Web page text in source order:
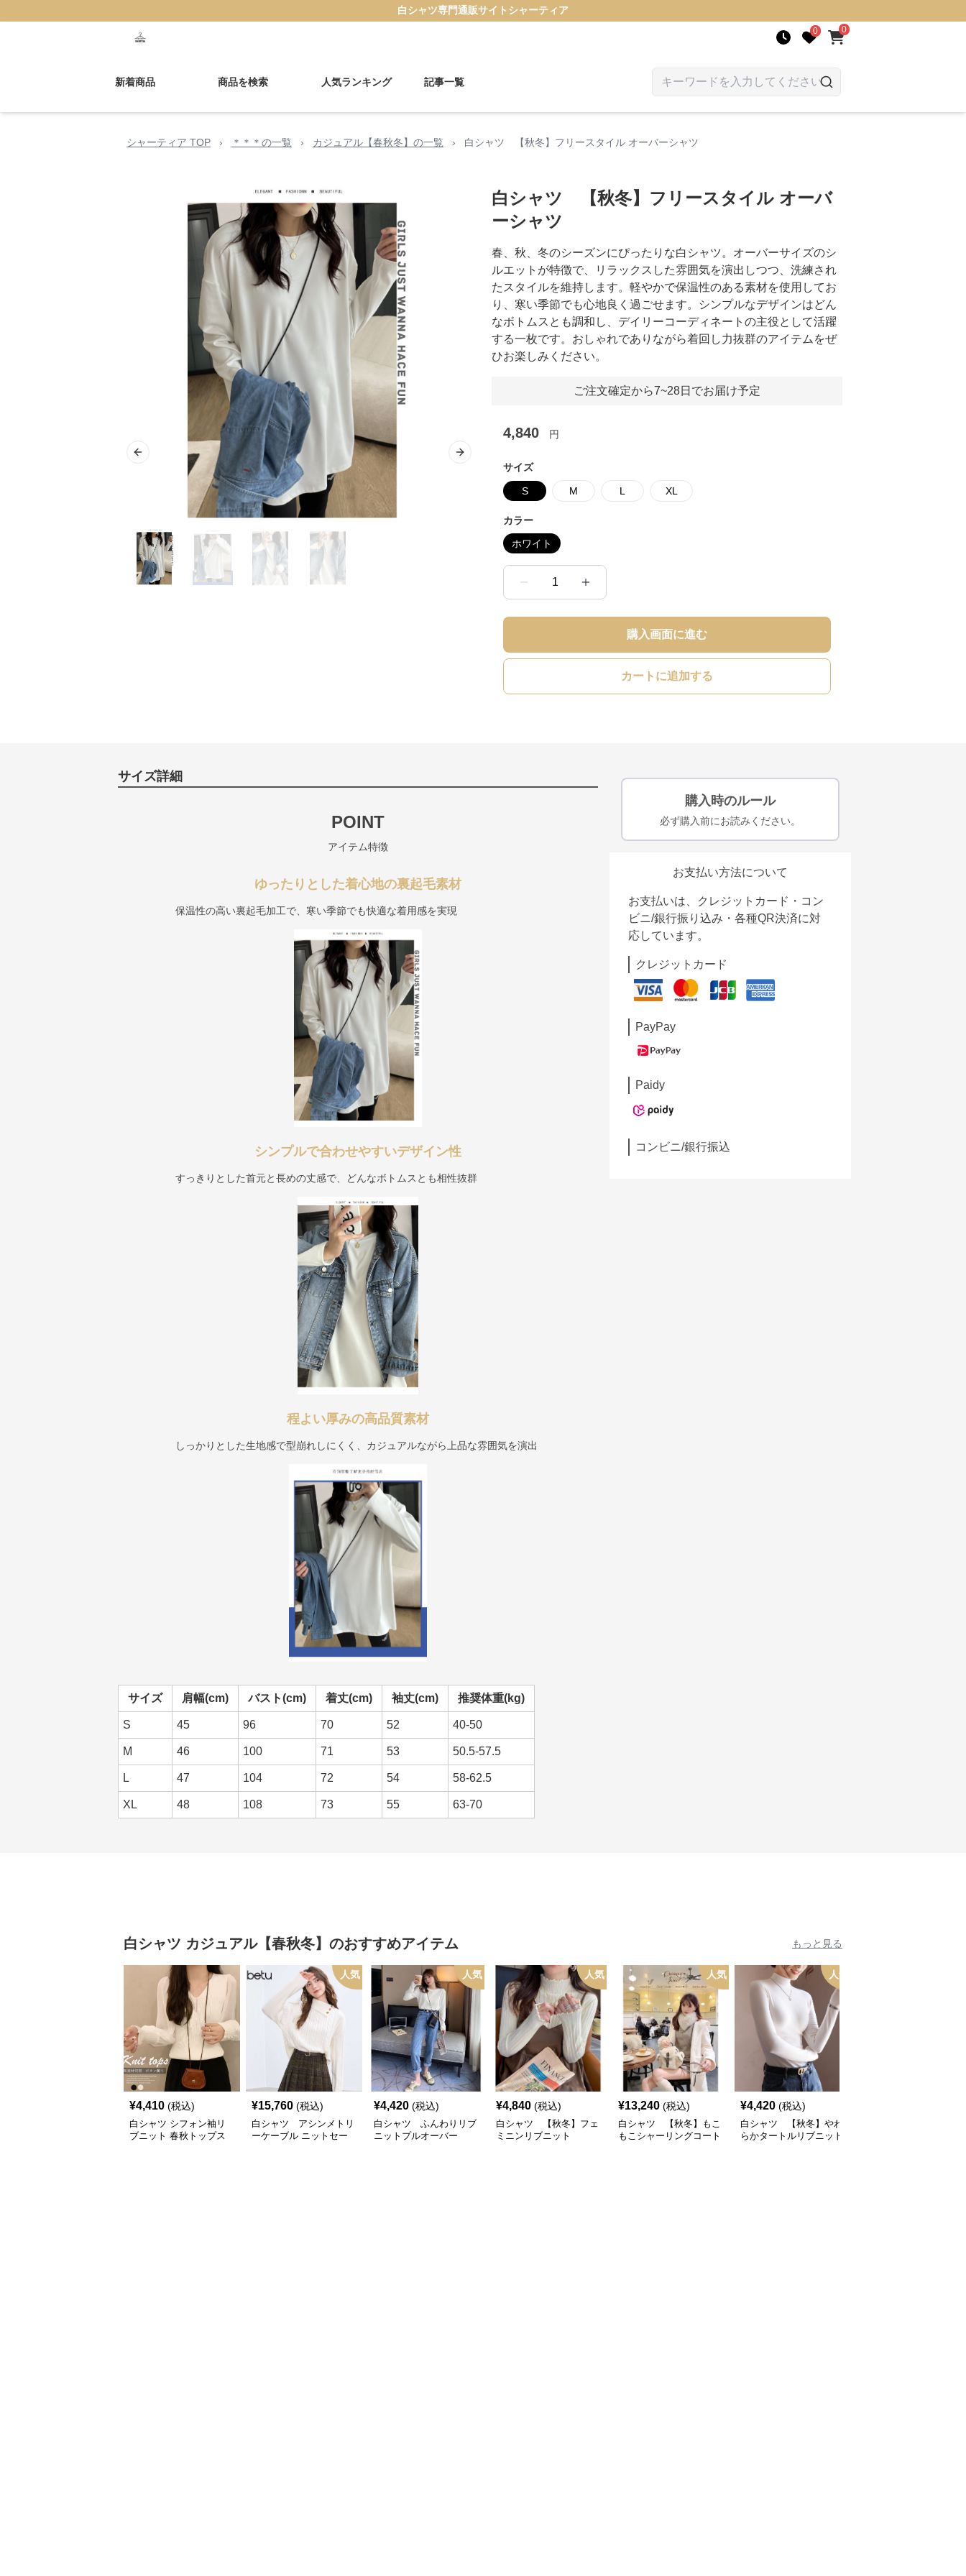
白シャツ専門通販サイト シャーティア
0 0
新着商品 商品を検索 人気ランキング 記事一覧
シャーティア TOP › ＊＊＊の一覧 › カジュアル【春秋冬】の一覧 › 白シャツ 【秋冬】フリースタイル オーバーシャツ
Previous slide Next slide
白シャツ 【秋冬】フリースタイル オーバ
ーシャツ
春、秋、冬のシーズンにぴったりな白シャツ。オーバーサイズのシ
ルエットが特徴で、リラックスした雰囲気を演出しつつ、洗練され
たスタイルを維持します。軽やかで保温性のある素材を使用してお
り、寒い季節でも心地良く過ごせます。シンプルなデザインはどん
なボトムスとも調和し、デイリーコーディネートの主役として活躍
する一枚です。おしゃれでありながら着回し力抜群のアイテムをぜ
ひお楽しみください。
ご注文確定から7~28日でお届け予定
4,840 円
サイズ
S M L XL
カラー
ホワイト
1
購入画面に進む
カートに追加する
サイズ詳細
POINT
アイテム特徴
ゆったりとした着心地の裏起毛素材
保温性の高い裏起毛加工で、寒い季節でも快適な着用感を実現
シンプルで合わせやすいデザイン性
すっきりとした首元と長めの丈感で、どんなボトムスとも相性抜群
程よい厚みの高品質素材
しっかりとした生地感で型崩れしにくく、カジュアルながら上品な雰囲気を演出
サイズ 肩幅(cm) バスト(cm) 着丈(cm) 袖丈(cm) 推奨体重(kg)
S 45 96 70 52 40-50
M 46 100 71 53 50.5-57.5
L 47 104 72 54 58-62.5
XL 48 108 73 55 63-70
購入時のルール
必ず購入前にお読みください。
お支払い方法について
お支払いは、クレジットカード・コン
ビニ/銀行振り込み・各種QR決済に対
応しています。
クレジットカード
PayPay
Paidy
コンビニ/銀行振込
白シャツ カジュアル【春秋冬】 のおすすめアイテム もっと見る
¥4,410 (税込)
白シャツ シフォン袖リ
ブニット 春秋トップス
人気
¥15,760 (税込)
白シャツ アシンメトリ
ーケーブル ニットセー
人気
¥4,420 (税込)
白シャツ ふんわりリブ
ニットプルオーバー
人気
¥4,840 (税込)
白シャツ 【秋冬】フェ
ミニンリブニット
人気
¥13,240 (税込)
白シャツ 【秋冬】もこ
もこシャーリングコート
人気
¥4,420 (税込)
白シャツ 【秋冬】やわ
らかタートルリブニット